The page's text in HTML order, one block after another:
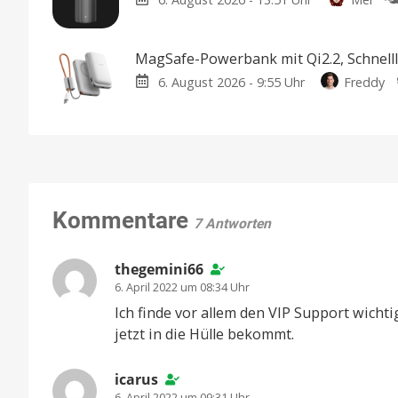
MagSafe-Powerbank mit Qi2.2,
6. August 2026 - 9:55 Uhr Freddy
Kommentare 7 Antworten
thegemini66
6. April 2022 um 08:34 Uhr
Ich finde vor allem den VIP Support
jetzt in die Hülle bekommt.
icarus